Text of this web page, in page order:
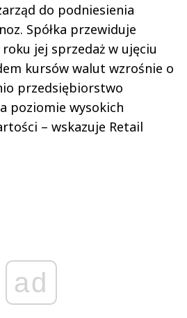
do podniesienia
Spółka przewiduje
jej sprzedaż w ujęciu
kursów walut wzrośnie o
przedsiębiorstwo
poziomie wysokich
– wskazuje Retail
ad